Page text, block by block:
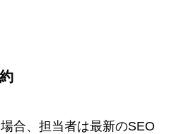
合、担当者は最新のSEO